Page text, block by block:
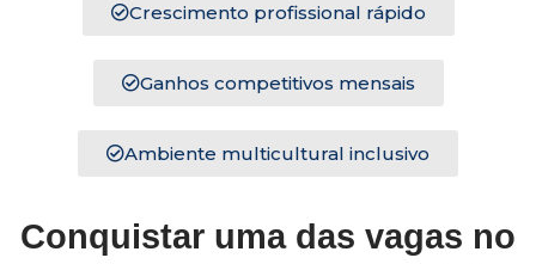
Crescimento profissional rápido
Ganhos competitivos mensais
Ambiente multicultural inclusivo
Conquistar uma das vagas no